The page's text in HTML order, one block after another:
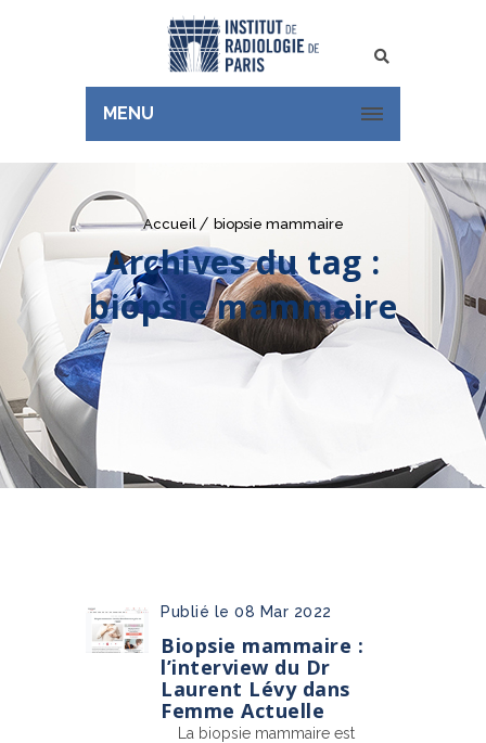
Rechercher
MENU
Accueil biopsie mammaire
Archives du tag :
biopsie mammaire
Publié le 08 Mar 2022
Biopsie mammaire :
l’interview du Dr
Laurent Lévy dans
Femme Actuelle
La biopsie mammaire est